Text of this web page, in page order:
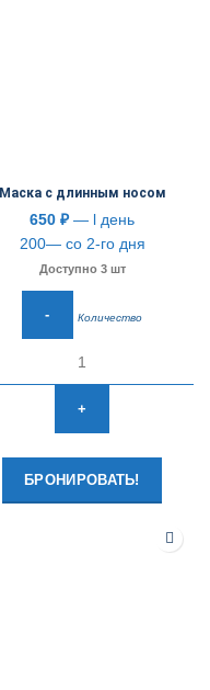
Маска с длинным носом
650 ₽— l день
200— со 2-го дня
Доступно 3 шт
Количество
БРОНИРОВАТЬ!